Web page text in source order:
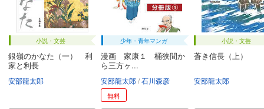
小説・文芸
銀嶺のかなた（一） 利
家と利長
安部龍太郎
少年・青年マンガ
漫画 家康１ 桶狭間か
ら三方ヶ...
安部龍太郎 石川森彦
無料
小説・文芸
蒼き信長（上）
安部龍太郎